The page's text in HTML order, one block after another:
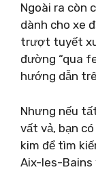
Ngoài ra còn
dành cho xe
trượt tuyết
đường “qua
hướng dẫn
Nhưng nếu
vất vả, bạn
kim để tìm
Aix-les-Bains